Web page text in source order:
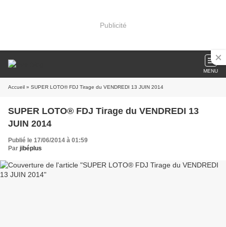
Publicité
MENU
Accueil » SUPER LOTO® FDJ Tirage du VENDREDI 13 JUIN 2014
SUPER LOTO® FDJ Tirage du VENDREDI 13
JUIN 2014
Publié le 17/06/2014 à 01:59
Par jibéplus